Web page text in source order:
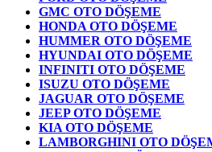
GMC OTO DÖŞEME
HONDA OTO DÖŞEME
HUMMER OTO DÖŞEME
HYUNDAI OTO DÖŞEME
INFINITI OTO DÖŞEME
ISUZU OTO DÖŞEME
JAGUAR OTO DÖŞEME
JEEP OTO DÖŞEME
KIA OTO DÖŞEME
LAMBORGHINI OTO